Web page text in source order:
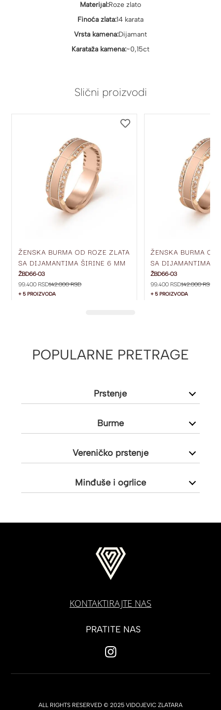
Materijal:Roze zlato
Finoća zlata:14 karata
Vrsta kamena:Dijamant
Karataža kamena:~0,15ct
Slični proizvodi
ŽENSKA BURMA OD ROZE ZLATA
SA DIJAMANTIMA ŠIRINE 6 MM
ŽBD66-03
ŽBD66-03
99.400 RSD142.000 RSD
+ 5 PROIZVODA
ŽENSKA BURMA OD
SA DIJAMANTIMA
ŽBD66-03
ŽBD66-03
99.400 RSD142.000 RSD
+ 5 PROIZVODA
POPULARNE PRETRAGE
Prstenje
Burme
Vereničko prstenje
Minđuše i ogrlice
KONTAKTIRAJTE NAS
PRATITE NAS
ALL RIGHTS RESERVED © 2025 VIDOJEVIC ZLATARA